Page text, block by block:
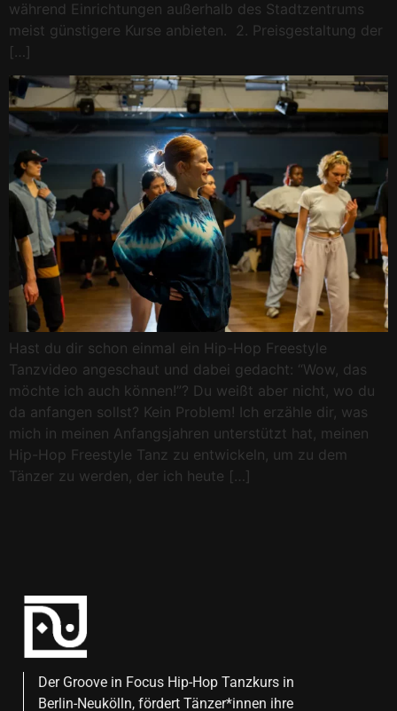
während Einrichtungen außerhalb des Stadtzentrums
meist günstigere Kurse anbieten. 2. Preisgestaltung der
[…]
Hast du dir schon einmal ein Hip-Hop Freestyle
Tanzvideo angeschaut und dabei gedacht: “Wow, das
möchte ich auch können!”? Du weißt aber nicht, wo du
da anfangen sollst? Kein Problem! Ich erzähle dir, was
mich in meinen Anfangsjahren unterstützt hat, meinen
Hip-Hop Freestyle Tanz zu entwickeln, um zu dem
Tänzer zu werden, der ich heute […]
Der Groove in Focus Hip-Hop Tanzkurs in
Berlin-Neukölln, fördert Tänzer*innen ihre